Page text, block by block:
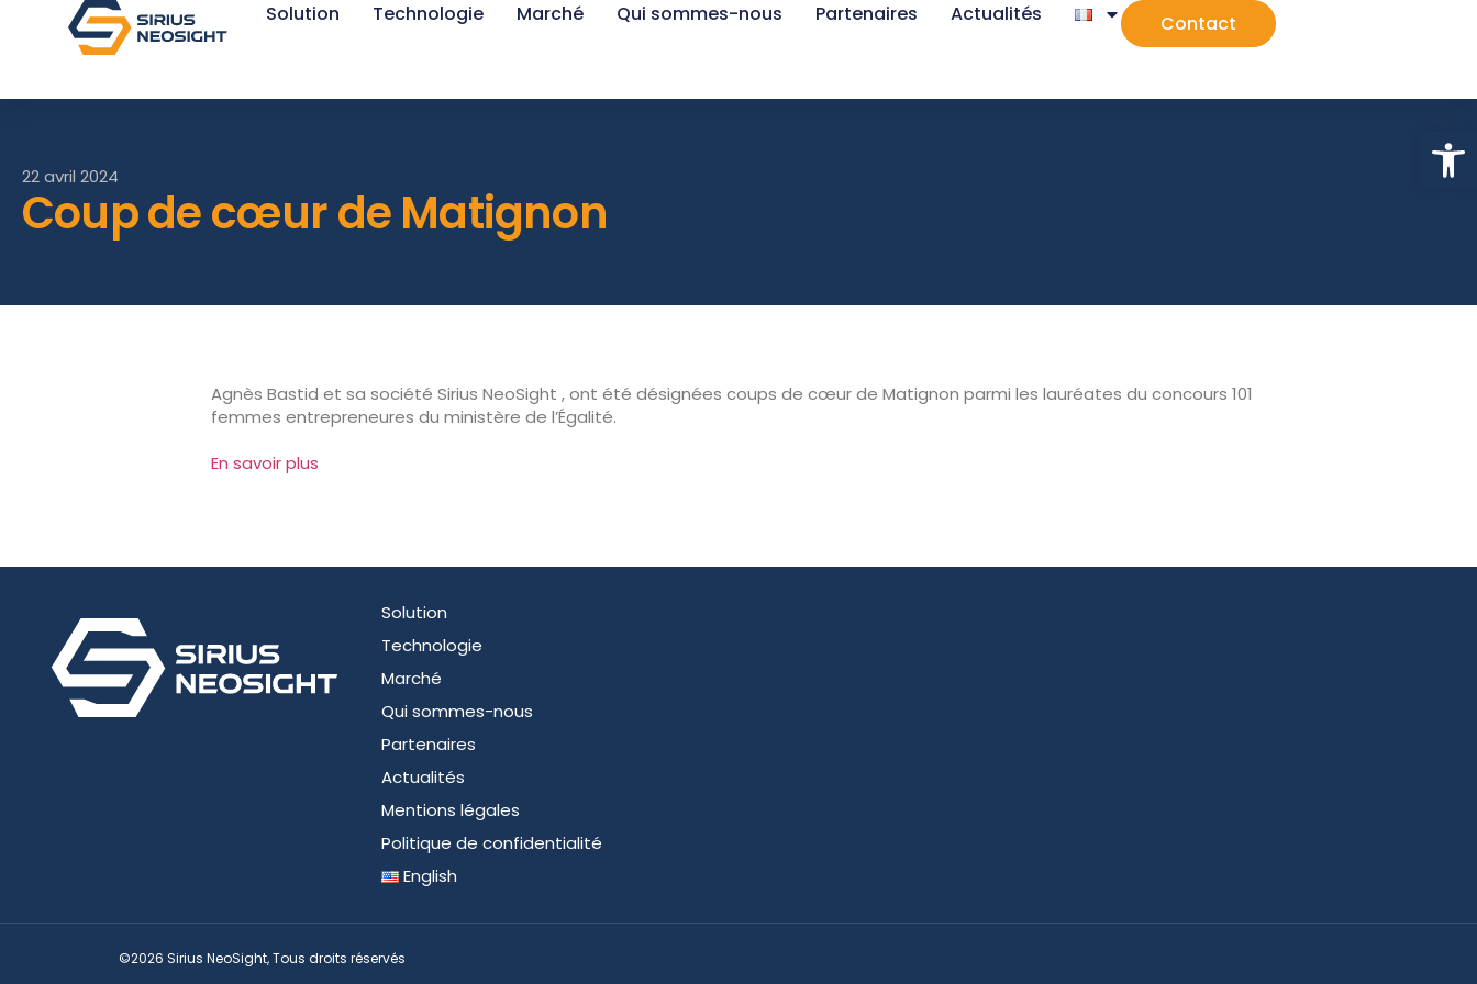
Solution Technologie Marché Qui sommes-nous Partenaires Actualités Contact
22 avril 2024
Coup de cœur de Matignon
Agnès Bastid et sa société Sirius NeoSight , ont été désignées coups de cœur de Matignon parmi les lauréates du concours 101
femmes entrepreneures du ministère de l’Égalité.
En savoir plus
Solution
Technologie
Marché
Qui sommes-nous
Partenaires
Actualités
Mentions légales
Politique de confidentialité
English
©2026 Sirius NeoSight, Tous droits réservés